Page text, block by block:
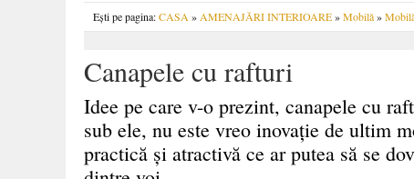
Ești pe pagina:CASA » AMENAJĂRI INTERIOARE»Mobilă»
Canapele cu rafturi
Idee pe care v-o prezint, canapele cu
sub ele, nu este vreo inovație de ultim
practică și atractivă ce ar putea să se